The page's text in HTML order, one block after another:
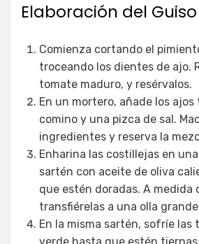
Elaboración del Guiso
Comienza cortando el
troceando los dientes de ajo.
tomate maduro, y resérvalos.
En un mortero, añade los ajos
comino y una pizca de sal.
ingredientes y reserva la
Enharina las costillejas en
sartén con aceite de oliva
que estén doradas. A medida
transfiérelas a una olla
En la misma sartén, sofríe las